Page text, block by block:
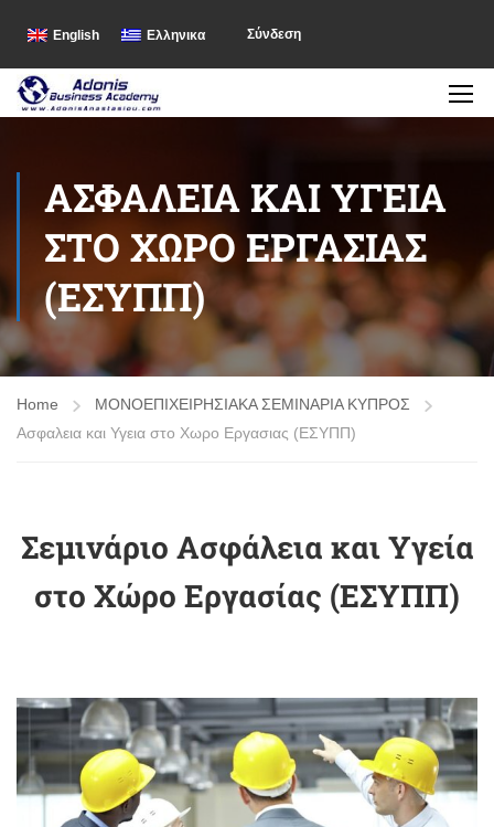
English Ελληνικα Σύνδεση
ΑΣΦΑΛΕΙΑ ΚΑΙ ΥΓΕΙΑ
ΣΤΟ ΧΩΡΟ ΕΡΓΑΣΙΑΣ
(ΕΣΥΠΠ)
Home
ΜΟΝΟΕΠΙΧΕΙΡΗΣΙΑΚΑ ΣΕΜΙΝΑΡΙΑ ΚΥΠΡΟΣ
Ασφαλεια και Υγεια στο Χωρο Εργασιας (ΕΣΥΠΠ)
Σεμινάριο Ασφάλεια και Υγεία
στο Χώρο Εργασίας (ΕΣΥΠΠ)